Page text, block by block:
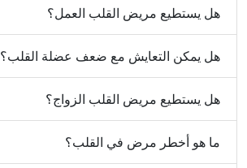
هل يستطيع مريض القلب العمل؟
هل يمكن التعايش مع ضعف عضلة القلب؟
هل يستطيع مريض القلب الزواج؟
ما هو أخطر مرض في القلب؟